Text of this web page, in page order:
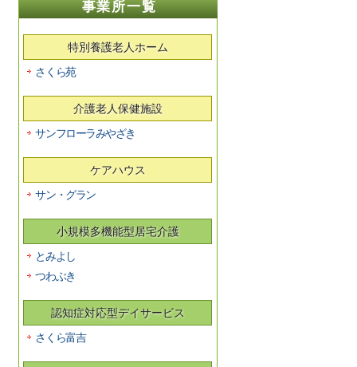
事業所一覧
特別養護老人ホーム
さくら苑
介護老人保健施設
サンフローラみやざき
ケアハウス
サン・グラン
小規模多機能型居宅介護
とみよし
つわぶき
認知症対応型デイサービス
さくら富吉